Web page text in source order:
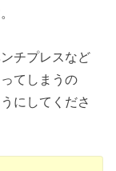
チプレスなど
てしまうの
にしてくださ